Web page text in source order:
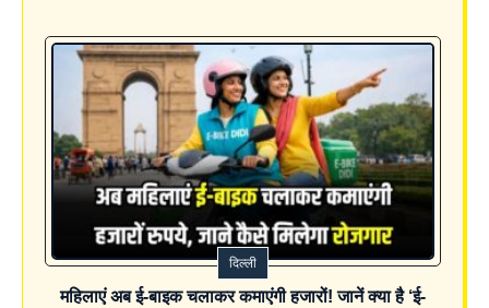
दिल्ली
महिलाएं अब ई-बाइक चलाकर कमाएंगी हजारों! जानें क्या है ‘ई-